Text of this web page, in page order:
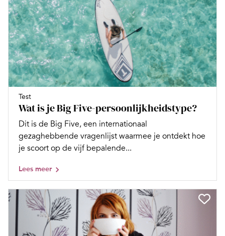
Test
Wat is je Big Five-persoonlijkheidstype?
Dit is de Big Five, een internationaal
gezaghebbende vragenlijst waarmee je ontdekt hoe
je scoort op de vijf bepalende...
Lees meer